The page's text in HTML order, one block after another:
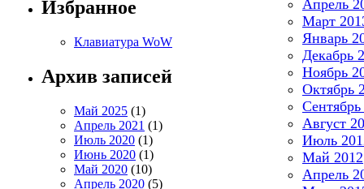
Избранное
Клавиатура WoW
Архив записей
Май 2025 (1)
Апрель 2021 (1)
Июль 2020 (1)
Июнь 2020 (1)
Май 2020 (10)
Апрель 2020 (5)
Апрель
Март
Январь
Декабрь
Ноябрь
Октябрь
Август
Июль
Май 2012
Апрель